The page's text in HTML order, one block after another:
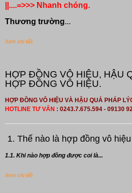
||....=>>> Nhanh chóng.
Thương trường...
Xem chi tiết
HỢP ĐỒNG VÔ HIỆU, HẬU
HỢP ĐỒNG VÔ HIỆU.
HỢP ĐỒNG VÔ HIỆU VÀ HẬU QUẢ PHÁP
HOTLINE TƯ VẤN : 0243.7.675.594 - 09130
1. Thế nào là hợp đồng vô
1.1. Khi nào hợp đồng được coi là...
Xem chi tiết